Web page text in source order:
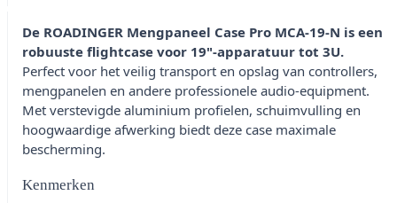
De ROADINGER Mengpaneel Case Pro MCA-19-N is een
robuuste flightcase voor 19"-apparatuur tot 3U.
Perfect voor het veilig transport en opslag van controllers,
mengpanelen en andere professionele audio-equipment.
Met verstevigde aluminium profielen, schuimvulling en
hoogwaardige afwerking biedt deze case maximale
bescherming.
Kenmerken